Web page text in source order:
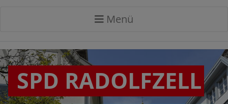
Menü
SPD RADOLFZELL